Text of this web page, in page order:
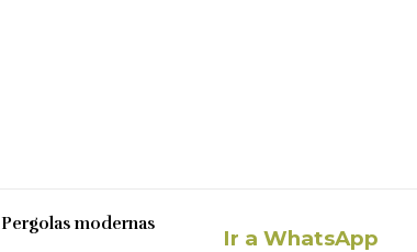
Pergolas modernas
Ir a WhatsApp